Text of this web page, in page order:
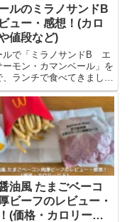
ルのミラノサンドB
ュー・感想！(カロ
値段など)
ルで「ミラノサンドB エ
ーモン・カマンベール」を
、ランチで食べてきまし
回は「ミラノサンドB エ
ーモン・カマンベール」に
と筆者の感想・実食レビュ
きました。ミラノサンドB
ミラノサンドBは「ミラノ
油風 たまごベーコ
ビーフのレビュー・
(価格・カロリーな